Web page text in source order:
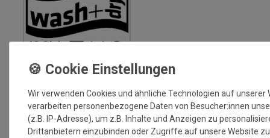
MEHR INFORMATIONEN ZUM EU VERANTWORTLICHEN »
Wir verwenden Cookies und ähnliche Technologien auf unserer
verarbeiten personenbezogene Daten von Besucher:innen
(z.B. IP-Adresse), um z.B. Inhalte und Anzeigen zu
Drittanbietern einzubinden oder Zugriffe auf unsere Website